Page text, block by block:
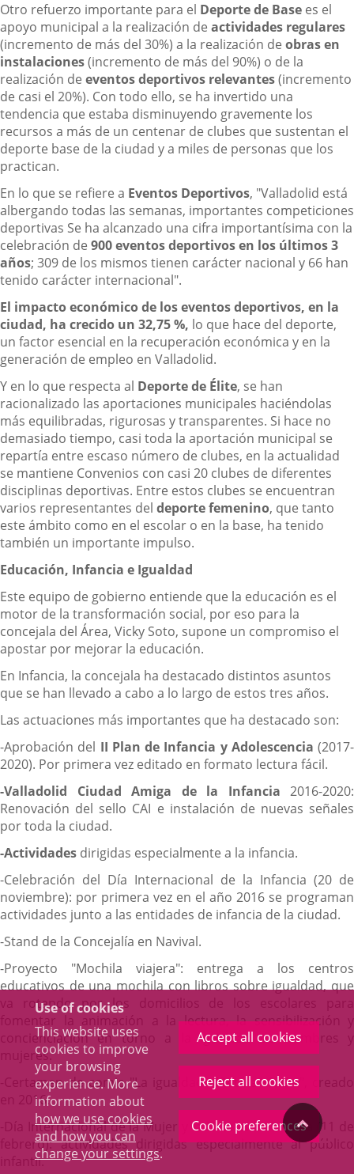
Use of cookies
This website uses
cookies to improve
your browsing
experience. More
information about
how we use cookies
and how you can
change your settings.
Accept all cookies
Reject all cookies
Cookie preferences
Otro refuerzo importante para el Deporte de Base es el
apoyo municipal a la realización de actividades regulares
(incremento de más del 30%) a la realización de obras en
instalaciones(incremento de más del 90%) o de la
realización de eventos deportivos relevantes(incremento
de casi el 20%). Con todo ello, se ha invertido una
tendencia que estaba disminuyendo gravemente los
recursos a más de un centenar de clubes que sustentan el
deporte base de la ciudad y a miles de personas que los
practican.
En lo que se refiere a Eventos Deportivos, "Valladolid está
albergando todas las semanas, importantes competiciones
deportivas Se ha alcanzado una cifra importantísima con la
celebración de 900 eventos deportivos en los últimos 3
años; 309 de los mismos tienen carácter nacional y 66 han
tenido carácter internacional".
El impacto económico de los eventos deportivos, en la
ciudad, ha crecido un 32,75 %, lo que hace del deporte,
un factor esencial en la recuperación económica y en la
generación de empleo en Valladolid.
Y en lo que respecta al Deporte de Élite, se han
racionalizado las aportaciones municipales haciéndolas
más equilibradas, rigurosas y transparentes. Si hace no
demasiado tiempo, casi toda la aportación municipal se
repartía entre escaso número de clubes, en la actualidad
se mantiene Convenios con casi 20 clubes de diferentes
disciplinas deportivas. Entre estos clubes se encuentran
varios representantes del deporte femenino, que tanto
este ámbito como en el escolar o en la base, ha tenido
también un importante impulso.
Educación, Infancia e Igualdad
Este equipo de gobierno entiende que la educación es el
motor de la transformación social, por eso para la
concejala del Área, Vicky Soto, supone un compromiso el
apostar por mejorar la educación.
En Infancia, la concejala ha destacado distintos asuntos
que se han llevado a cabo a lo largo de estos tres años.
Las actuaciones más importantes que ha destacado son:
-Aprobación del II Plan de Infancia y Adolescencia (2017-
2020). Por primera vez editado en formato lectura fácil.
-Valladolid Ciudad Amiga de la Infancia 2016-2020:
Renovación del sello CAI e instalación de nuevas señales
por toda la ciudad.
-Actividades dirigidas especialmente a la infancia.
-Celebración del Día Internacional de la Infancia (20 de
noviembre): por primera vez en el año 2016 se programan
actividades junto a las entidades de infancia de la ciudad.
-Stand de la Concejalía en Navival.
-Proyecto "Mochila viajera": entrega a los centros
educativos de una mochila con libros sobre igualdad, que
va rotando por los domicilios de los escolares para
fomentar la animación a la lectura, la sensibilización y
concienciación en torno a la igualdad de hombres y
mujeres.
-Certamen de comic "La igualdad viñeta a viñeta", creado
en 2016.
-Día Internacional de la Mujer y la Niña en la Ciencia (11 de
febrero): actividades dirigidas especialmente al público
infantil.
"Back